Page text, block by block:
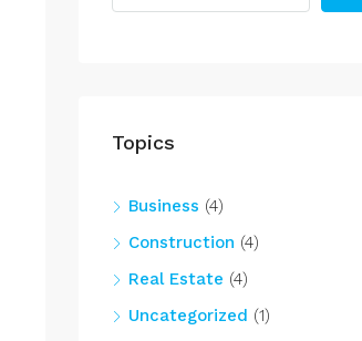
Topics
Business (4)
Construction (4)
Real Estate (4)
Uncategorized (1)